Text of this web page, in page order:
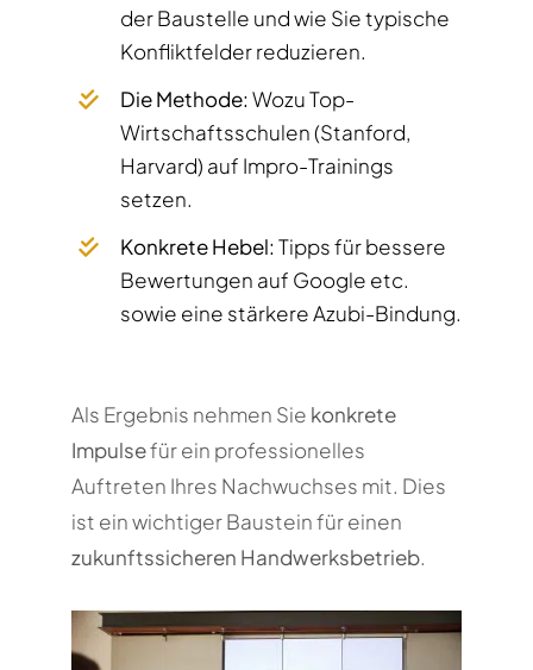
der Baustelle und wie Sie typische
Konfliktfelder reduzieren.
Die Methode:Wozu Top-
Wirtschaftsschulen (Stanford,
Harvard) auf Impro-Trainings
setzen.
Konkrete Hebel:Tipps für bessere
Bewertungen auf Google etc.
sowie eine stärkere Azubi-Bindung.
Als Ergebnis nehmen Sie konkrete
Impulsefür ein professionelles
Auftreten Ihres Nachwuchses mit. Dies
ist ein wichtiger Baustein für einen
zukunftssicheren Handwerksbetrieb.